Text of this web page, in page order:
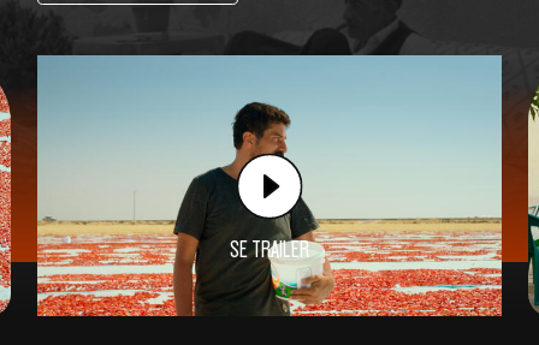
SE TRAILER